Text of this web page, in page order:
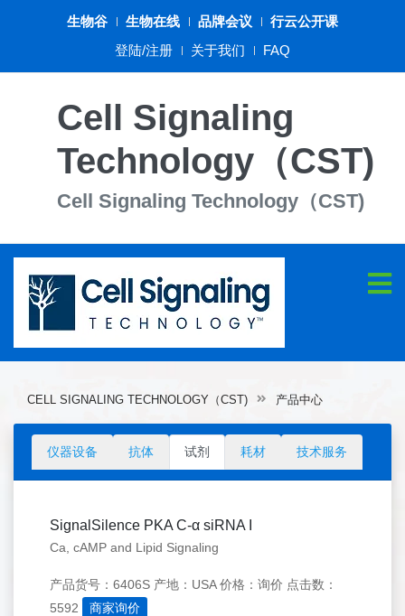
生物谷 生物在线 品牌会议
行云公开课
登陆/注册
关于我们 FAQ
Cell Signaling
Technology（CST)
Cell Signaling Technology（CST)
CELL SIGNALING TECHNOLOGY（CST) 产品中心
仪器设备 抗体 试剂 耗材 技术服务
SignalSilence PKA C-α siRNA I
Ca, cAMP and Lipid Signaling
产品货号：6406S 产地：USA 价格：询价 点击数：
5592
商家询价